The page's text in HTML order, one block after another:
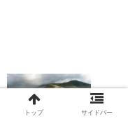
トップ サイドバー